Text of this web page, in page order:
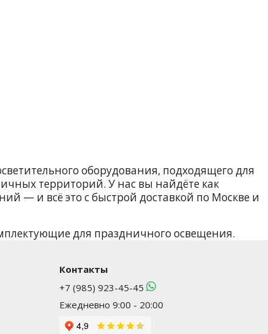
оборудования, подходящего для
территорий. У нас вы найдёте как
— и всё это с быстрой доставкой по Москве и
для праздничного освещения.
При необходимости вы можете получить
идеальное решение именно под
Заглушки для дюралайта в «ИМПЕРИЯ
Контакты
+7 (985) 923-45-45
Ежедневно 9:00 - 20:00